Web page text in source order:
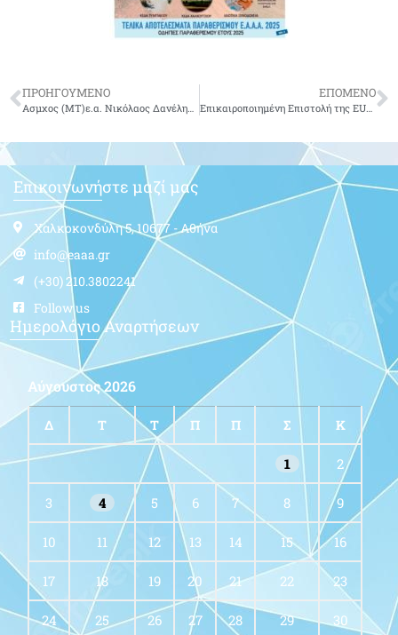
ΠΡΟΗΓΟΥΜΕΝΟ ΕΠΟΜΕΝΟ
Επικαιροποιημένη Επιστολή της EUROBANK προς τα μέλη της Ε.Α.Α.Α. (Παράταση ημερομηνίας προσφοράς)
Επικοινωνήστε μαζί μας
Χαλκοκονδύλη 5, 10677 - Αθήνα
info@eaaa.gr
(+30) 210.3802241
Follow us
Ημερολόγιο Αναρτήσεων
Αύγουστος 2026
Δ Τ Τ Π Π Σ Κ
1 2
3 4 5 6 7 8 9
10 11 12 13 14 15 16
17 18 19 20 21 22 23
24 25 26 27 28 29 30